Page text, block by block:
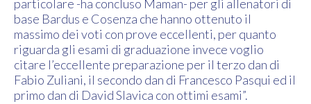
particolare -ha concluso Maman- per gli allenatori di
base Bardus e Cosenza che hanno ottenuto il
massimo dei voti con prove eccellenti, per quanto
riguarda gli esami di graduazione invece voglio
citare l’eccellente preparazione per il terzo dan di
Fabio Zuliani, il secondo dan di Francesco Pasqui ed il
primo dan di David Slavica con ottimi esami”.